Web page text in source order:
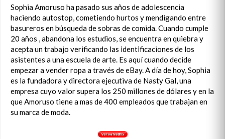
Sophia Amoruso ha pasado sus años de adolescencia
haciendo autostop, cometiendo hurtos y mendigando entre
basureros en búsqueda de sobras de comida. Cuando cumple
20 años , abandona los estudios, se encuentra en quiebra y
acepta un trabajo verificando las identificaciones de los
asistentes a una escuela de arte. Es aquí cuando decide
empezar a vender ropa a través de eBay. A día de hoy, Sophia
es la fundadora y directora ejecutiva de Nasty Gal, una
empresa cuyo valor supera los 250 millones de dólares y en la
que Amoruso tiene a mas de 400 empleados que trabajan en
su marca de moda.